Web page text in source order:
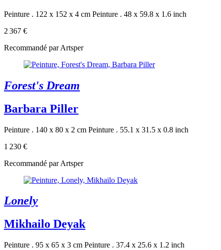
Peinture . 122 x 152 x 4 cm Peinture . 48 x 59.8 x 1.6 inch
2 367 €
Recommandé par Artsper
Forest's Dream
Barbara Piller
Peinture . 140 x 80 x 2 cm Peinture . 55.1 x 31.5 x 0.8 inch
1 230 €
Recommandé par Artsper
Lonely
Mikhailo Deyak
Peinture . 95 x 65 x 3 cm Peinture . 37.4 x 25.6 x 1.2 inch